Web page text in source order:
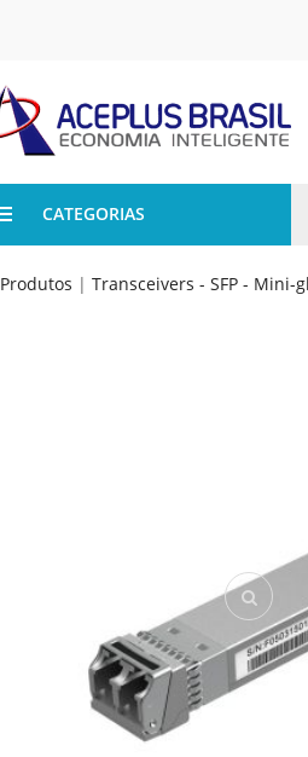
CATEGORIAS
Produtos | Transceivers - SFP - Mini-